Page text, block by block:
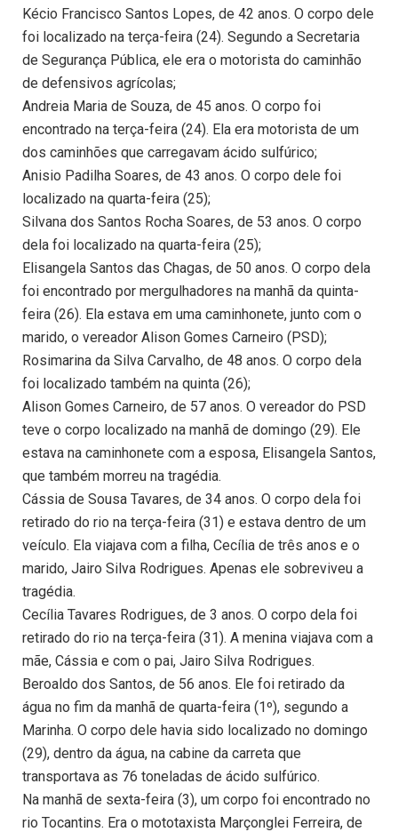
Kécio Francisco Santos Lopes, de 42 anos. O corpo dele
foi localizado na terça-feira (24). Segundo a Secretaria
de Segurança Pública, ele era o motorista do caminhão
de defensivos agrícolas;
Andreia Maria de Souza, de 45 anos. O corpo foi
encontrado na terça-feira (24). Ela era motorista de um
dos caminhões que carregavam ácido sulfúrico;
Anisio Padilha Soares, de 43 anos. O corpo dele foi
localizado na quarta-feira (25);
Silvana dos Santos Rocha Soares, de 53 anos. O corpo
dela foi localizado na quarta-feira (25);
Elisangela Santos das Chagas, de 50 anos. O corpo dela
foi encontrado por mergulhadores na manhã da quinta-
feira (26). Ela estava em uma caminhonete, junto com o
marido, o vereador Alison Gomes Carneiro (PSD);
Rosimarina da Silva Carvalho, de 48 anos. O corpo dela
foi localizado também na quinta (26);
Alison Gomes Carneiro, de 57 anos. O vereador do PSD
teve o corpo localizado na manhã de domingo (29). Ele
estava na caminhonete com a esposa, Elisangela Santos,
que também morreu na tragédia.
Cássia de Sousa Tavares, de 34 anos. O corpo dela foi
retirado do rio na terça-feira (31) e estava dentro de um
veículo. Ela viajava com a filha, Cecília de três anos e o
marido, Jairo Silva Rodrigues. Apenas ele sobreviveu a
tragédia.
Cecília Tavares Rodrigues, de 3 anos. O corpo dela foi
retirado do rio na terça-feira (31). A menina viajava com a
mãe, Cássia e com o pai, Jairo Silva Rodrigues.
Beroaldo dos Santos, de 56 anos. Ele foi retirado da
água no fim da manhã de quarta-feira (1º), segundo a
Marinha. O corpo dele havia sido localizado no domingo
(29), dentro da água, na cabine da carreta que
transportava as 76 toneladas de ácido sulfúrico.
Na manhã de sexta-feira (3), um corpo foi encontrado no
rio Tocantins. Era o mototaxista Marçonglei Ferreira, de